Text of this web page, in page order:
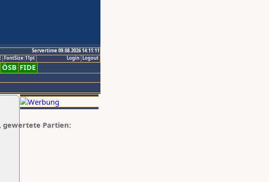
Servertime 09.08.2026 14:11:11
Logout
Login
FontSize:11pt
ÖSB FIDE
gewertete Partien: